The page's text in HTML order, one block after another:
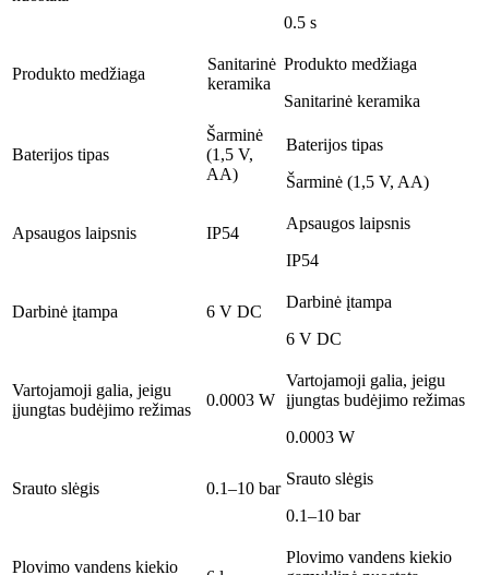
0.5 s
Produkto medžiaga
Sanitarinė
keramika
Produkto medžiaga
Sanitarinė keramika
Baterijos tipas
Šarminė
(1,5 V,
AA)
Baterijos tipas
Šarminė (1,5 V, AA)
Apsaugos laipsnis IP54
Apsaugos laipsnis
IP54
Darbinė įtampa 6 V DC
Darbinė įtampa
6 V DC
Vartojamoji galia, jeigu
įjungtas budėjimo režimas
0.0003 W
Vartojamoji galia, jeigu
įjungtas budėjimo režimas
0.0003 W
Srauto slėgis 0.1–10 bar
Srauto slėgis
0.1–10 bar
Plovimo vandens kiekio
Plovimo vandens kiekio